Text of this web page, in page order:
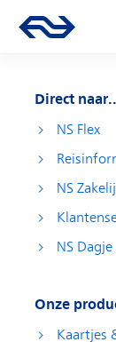
Hoofdnavigatie
Ga naar de
Direct
NS Flex
NS
NS
Onze
Kaartjes